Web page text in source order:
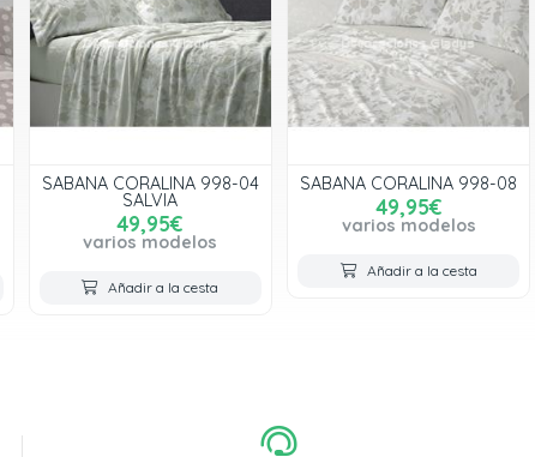
SABANA CORALINA 998-04
SALVIA
49,95€
varios modelos
Añadir a la cesta
SABANA CORALINA 998-08
49,95€
varios modelos
Añadir a la cesta